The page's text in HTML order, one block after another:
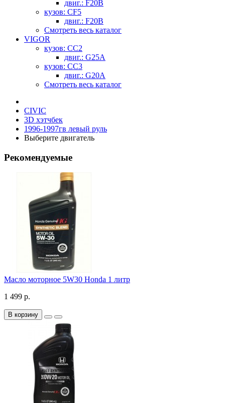
двиг.: F20B
кузов: CF5
двиг.: F20B
Смотреть весь каталог
VIGOR
кузов: CC2
двиг.: G25A
кузов: CC3
двиг.: G20A
Смотреть весь каталог
CIVIC
3D хэтчбек
1996-1997гв левый руль
Выберите двигатель
Рекомендуемые
Масло моторное 5W30 Honda 1 литр
1 499 р.
В корзину